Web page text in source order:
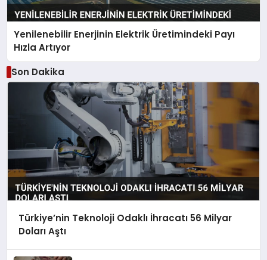
Yenilenebilir Enerjinin Elektrik Üretimindeki Payı
Hızla Artıyor
Son Dakika
Türkiye’nin Teknoloji Odaklı İhracatı 56 Milyar
Doları Aştı